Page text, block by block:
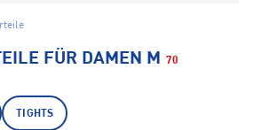
FÜR DAMEN M 70
TIGHTS